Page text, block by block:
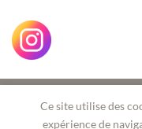
Ce site utilise des
expérience de